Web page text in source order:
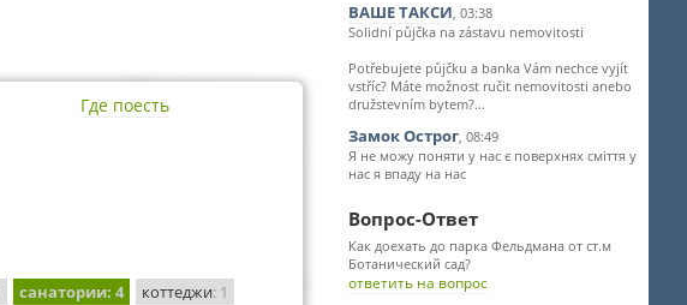
Где поесть
санатории: 4 коттеджи: 1
ВАШЕ ТАКСИ, 03:38
Solidní půjčka na zástavu nemovitosti
Potřebujete půjčku a banka Vám nechce vyjít
vstříc? Máte možnost ručit nemovitosti anebo
družstevním bytem?...
Замок Острог, 08:49
Я не можу поняти у нас є поверхнях сміття у
нас я впаду на нас
Вопрос-Ответ
Как доехать до парка Фельдмана от ст.м
Ботанический сад?
ответить на вопрос